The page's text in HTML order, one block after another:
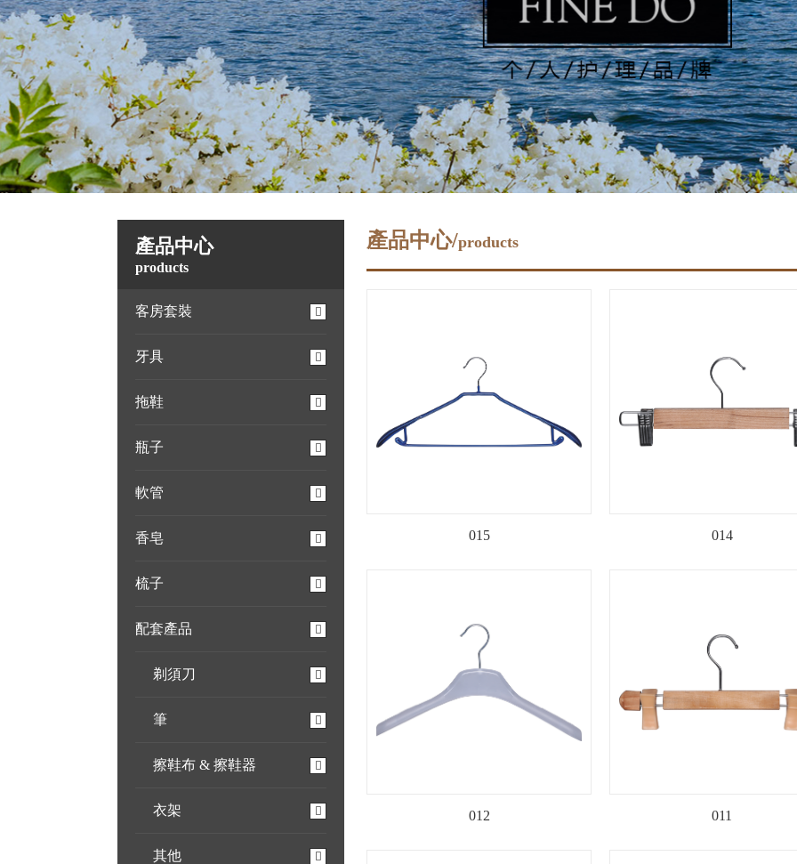
產品中心
products
客房套裝
牙具
拖鞋
瓶子
軟管
香皂
梳子
配套產品
剃須刀
筆
擦鞋布 & 擦鞋器
衣架
其他
產品中心/products
015 014
012 011